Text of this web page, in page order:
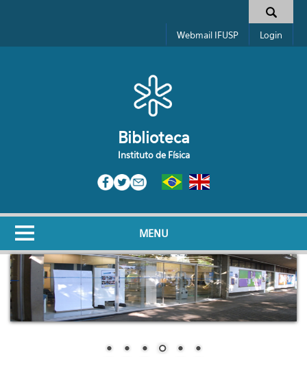
Formulário de busca
Webmail IFUSP Login
Biblioteca
Instituto de Física
MENU